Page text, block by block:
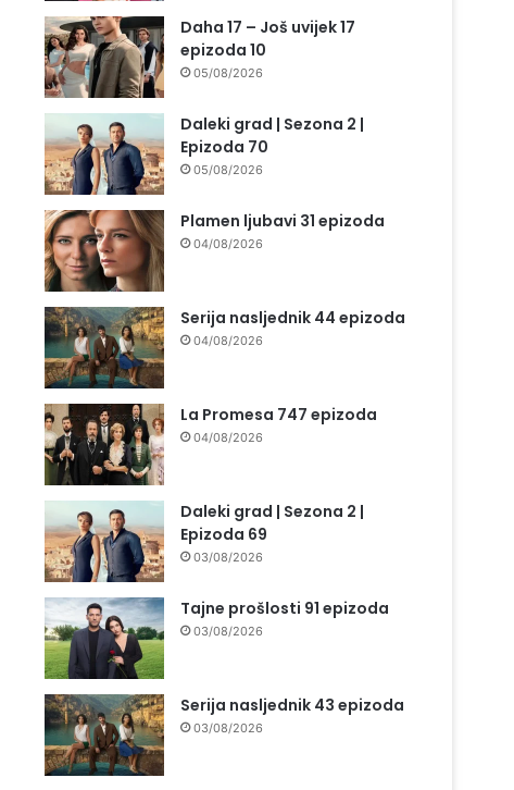
Daha 17 – Još uvijek 17
epizoda 10
05/08/2026
Daleki grad | Sezona 2 |
Epizoda 70
05/08/2026
Plamen ljubavi 31 epizoda
04/08/2026
Serija nasljednik 44 epizoda
04/08/2026
La Promesa 747 epizoda
04/08/2026
Daleki grad | Sezona 2 |
Epizoda 69
03/08/2026
Tajne prošlosti 91 epizoda
03/08/2026
Serija nasljednik 43 epizoda
03/08/2026